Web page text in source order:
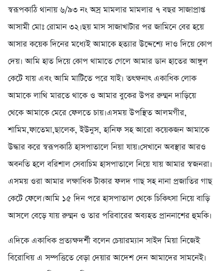
স্বরূপকা‌ঠি থানায় ৬/৯৩ নং অস্র মামলার মামলার ৭ বছর সাজাপ্রাপ্ত
আসামী মোঃ রোমান ৩২।ছয় মাস সাজাখাটার পর জা‌মি‌নে বের হ‌য়ে
আসার ক‌য়েক দি‌নের ম‌ধ্যেই আমা‌কে হত্যার উ‌দ্দে‌শ্যে দাও দ‌িয়ে কোপ
দেয়। আ‌মি হাত দি‌য়ে কোপ থামা‌তে গে‌লে আমার ডান হা‌তের আঙ্গুল
কে‌টে যায় এবং আ‌মি মা‌টি‌তে প‌রে যাই। তৎক্ষনাৎ একা‌ধিক লোক
আমা‌কে লা‌থি মার‌তে থা‌কে ও আমার বু‌কের উপর রুম্মন দা‌ড়ি‌য়ে
থে‌কে আমা‌কে মে‌রে ফেল‌তে চায়।এসময় উপ‌স্থিত আলমগীর,
শামিম,ফা‌তেমা,ছা‌লেক, ইউনুস, হা‌নিফ সহ আ‌রো ক‌য়েকজন আমা‌কে
উদ্ধার ক‌রে স্বরূপকা‌ঠি হাসপাতা‌লে নিয়া যায়।সেখা‌নে অবস্থার আরও
অবন‌তি হ‌লে ব‌রিশাল সেবা‌চিম হাসপাতা‌লে নি‌য়ে যায় আমার স্বজনরা।
এসময় ওরা আমার লক্ষা‌ধিক টাকার ফলদ গাছ সহ নানা প্রজা‌তির গাছ
কে‌টে ফে‌লে।আ‌মি ১৫ দিন প‌রে হাসপাতাল থে‌কে চি‌কিৎসা নি‌য়ে বা‌ড়ি
আস‌লে বে‌ড়ে যায় রুম্ম‌ন ও তার প‌রিবা‌রের অব্যহত প্রাননা‌শের হুম‌কি।
এ‌দি‌কে একা‌ধিক প্রত্যক্ষদর্শী ব‌লেন চেয়ারম্যা‌ন সাইদ মিয়া নি‌জেই
বি‌রো‌ধিয় এ সম্প‌ত্তি‌তে বেড়া দেয়ার আ‌দেশ দেন আমা‌দের সাম‌নেই।